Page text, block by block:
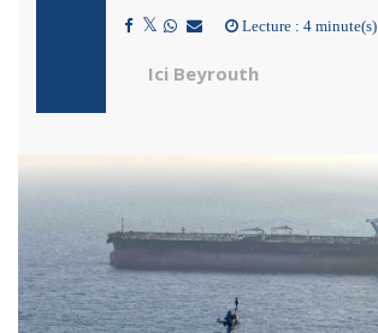
Lecture : 4 minute(s)
Ici Beyrouth